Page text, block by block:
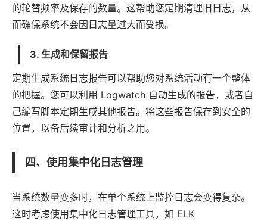
的轮替频率及保存的数量。这帮助您定期清理旧日志，从
而确保系统不会因日志量过大而受损。
3. 生成和保留报告
定期生成系统日志报告可以帮助您对系统活动有一个整体
的把握。您可以利用 Logwatch 自动生成的报告，或者自
己编写脚本定期生成其他报告。将这些报告保存到安全的
位置，以备后续审计和分析之用。
四、使用集中化日志管理
当系统数量变多时，在单个系统上监控日志会变得复杂。
这时考虑使用集中化日志管理工具，如 ELK